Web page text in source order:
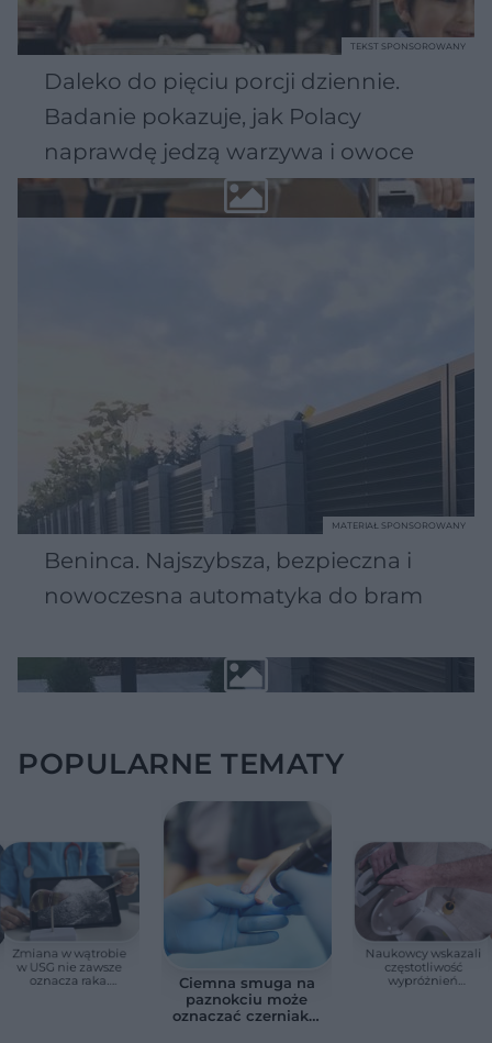
Daleko do pięciu porcji dziennie.
Badanie pokazuje, jak Polacy
naprawdę jedzą warzywa i owoce
TEKST SPONSOROWANY
Beninca. Najszybsza, bezpieczna i
nowoczesna automatyka do bram
MATERIAŁ SPONSOROWANY
POPULARNE TEMATY
Zmiana w wątrobie
w USG nie zawsze
oznacza raka.
Ciemna smuga na
paznokciu może
oznaczać czerniaka.
Naukowcy wskazali
częstotliwość
wypróżnień